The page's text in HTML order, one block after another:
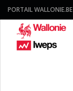
PORTAIL WALLONIE.BE